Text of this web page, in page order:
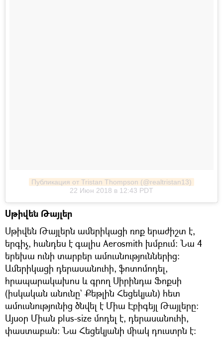
Публикация от Tristan Thompson (@realtristan13)
22 Июн 2018 в 12:43 PDT
Սթիվեն Թայլեր
Սթիվեն Թայլերն ամերիկացի ռոք երաժիշտ է,
երգիչ, հանդես է գալիս Aerosmith խմբում։ Նա 4
երեխա ունի տարբեր ամուսնություններից։
Ամերիկացի դերասանուհի, ֆոտոմոդել,
հրապարակախոս և գրող Սիրինդա Ֆոքսի
(իսկական անունը` Քեթլին Հեցեկյան) հետ
ամուսնությունից ծնվել է Միա Էբիգեյլ Թայլերը։
Այսօր Միան plus-size մոդել է, դերասանուհի,
փաստաբան։ Նա Հեցեկյանի միակ դուստրն է։